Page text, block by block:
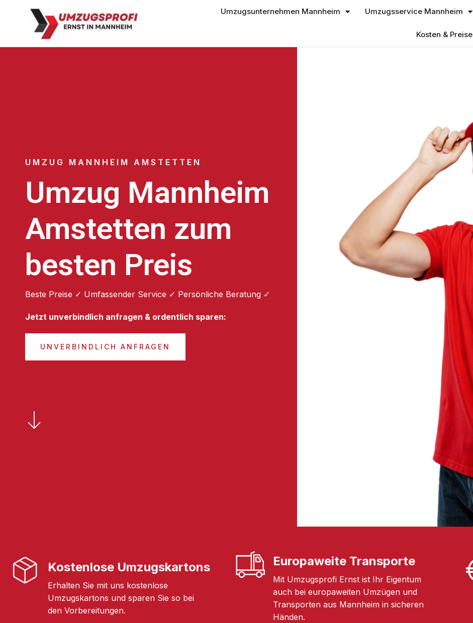
Umzugsunternehmen Mannheim Umzugsservice Mannheim
Kosten & Preise
UMZUG MANNHEIM AMSTETTEN
Umzug Mannheim
Amstetten zum
besten Preis
Beste Preise ✓ Umfassender Service ✓ Persönliche Beratung ✓
Jetzt unverbindlich anfragen & ordentlich sparen:
UNVERBINDLICH ANFRAGEN
Kostenlose Umzugskartons
Erhalten Sie mit uns kostenlose
Umzugskartons und sparen Sie so bei
den Vorbereitungen.
Europaweite Transporte
Mit Umzugsprofi Ernst ist Ihr Eigentum
auch bei europaweiten Umzügen und
Transporten aus Mannheim in sicheren
Händen.